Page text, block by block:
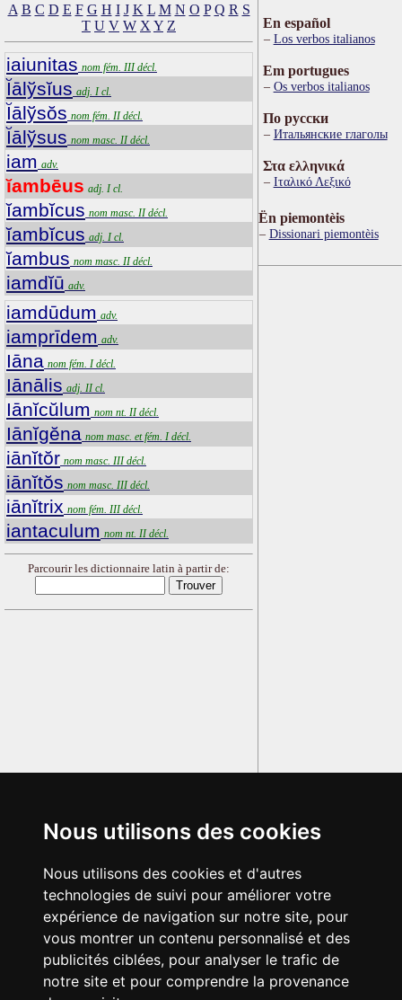
Nous utilisons des cookies
Nous utilisons des cookies et d'autres
technologies de suivi pour améliorer votre
expérience de navigation sur notre site, pour
vous montrer un contenu personnalisé et des
publicités ciblées, pour analyser le trafic de
notre site et pour comprendre la provenance
A B C D E F G H I J K L M N O P Q R S
T U V W X Y Z
iaiunitas nom fém. III décl.
Ĭālўsĭus adj. I cl.
Ĭālўsŏs nom fém. II décl.
Ĭālўsus nom masc. II décl.
iam adv.
ĭambēus adj. I cl.
ĭambĭcus nom masc. II décl.
ĭambĭcus adj. I cl.
ĭambus nom masc. II décl.
iamdĭū adv.
iamdūdum adv.
iamprīdem adv.
Iāna nom fém. I décl.
Iānālis adj. II cl.
Iānĭcŭlum nom nt. II décl.
Iānĭgĕna nom masc. et fém. I décl.
iānĭtŏr nom masc. III décl.
iānĭtŏs nom masc. III décl.
iānĭtrix nom fém. III décl.
iantaculum nom nt. II décl.
Parcourir les dictionnaire latin à partir de:
En español
Los verbos italianos
Em portugues
Os verbos italianos
По русски
Итальянские глаголы
Στα ελληνικά
Ιταλικό Λεξικό
Ën piemontèis
Dissionari piemontèis